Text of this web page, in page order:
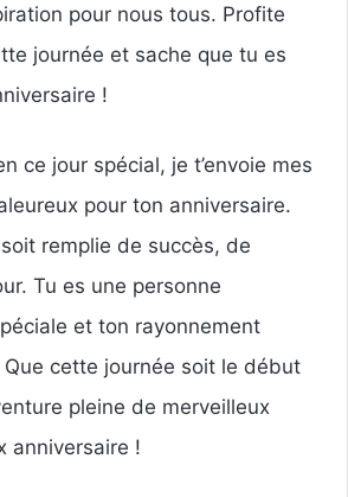
pour nous tous. Profite
journée et sache que tu es
!
ce jour spécial, je t’envoie mes
pour ton anniversaire.
remplie de succès, de
Tu es une personne
et ton rayonnement
cette journée soit le début
pleine de merveilleux
anniversaire !